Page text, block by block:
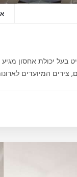
יכולת אחסון מגיע
המיועדים